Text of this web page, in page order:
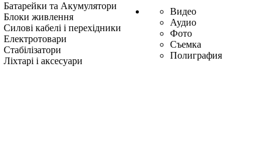
Батарейки та Акумулятори
Блоки живлення
Силові кабелі і перехідники
Електротовари
Стабілізатори
Ліхтарі і аксесуари
Видео
Аудио
Фото
Съемка
Полиграфия